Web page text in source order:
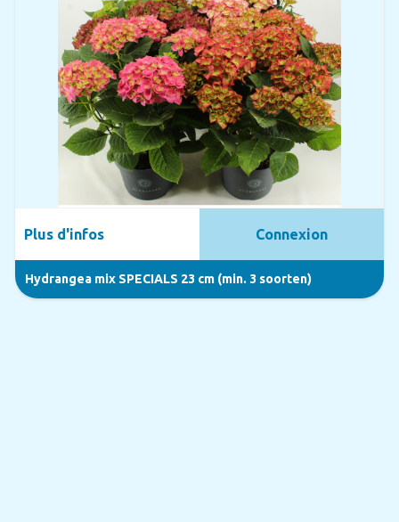
Hydrangea mix SPECIALS 23 cm (min. 3 soorten)
Plus d'infos Connexion